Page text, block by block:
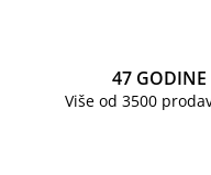
47
Više od 3500